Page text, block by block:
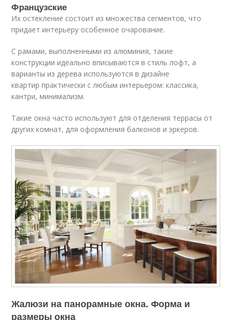
Французские
Их остекление состоит из множества сегментов, что
придает интерьеру особенное очарование.
С рамами, выполненными из алюминия, такие
конструкции идеально вписываются в стиль лофт, а
варианты из дерева используются в дизайне
квартир практически с любым интерьером: классика,
кантри, минимализм.
Такие окна часто используют для отделения террасы от
других комнат, для оформления балконов и эркеров.
Жалюзи на панорамные окна. Форма и
размеры окна